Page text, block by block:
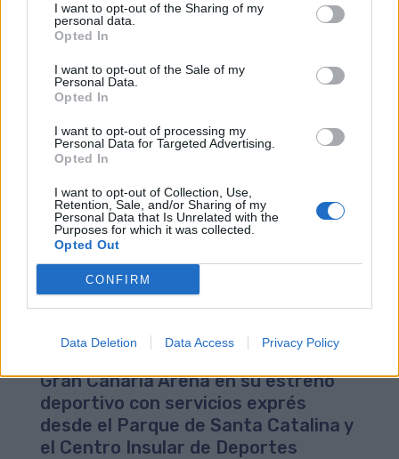
I want to opt-out of the Sharing of my
personal data.
Opted In
I want to opt-out of the Sale of my
Personal Data.
Opted In
I want to opt-out of processing my
Personal Data for Targeted Advertising.
Opted In
I want to opt-out of Collection, Use,
Retention, Sale, and/or Sharing of my
Personal Data that Is Unrelated with the
Purposes for which it was collected.
Opted Out
CONFIRM
Data Deletion Data Access Privacy Policy
El dispositivo especial de lanzaderas
se repetirá en el encuentro
Herbalife Gran Canaria-
Fuenlabrada
Guaguas Municipales (GM) volverá a conectar este
domingo, 4 de mayo, el pabellón Gran Canaria Arena,
escenario del partido entre el Herbalife Gran Canaria y
el Fuenlabrada S.A.D. (12:00 horas), con el Parque de
Santa Catalina y el Centro Insular de Deportes a través
de líneas lanzaderas de alta frecuencia. El operativo,
que fue estrenado con éxito ayer, 1 de mayo, en el
tiempo medio de recorrido de 8 minutos. El dispositivo
de transporte estará operativo a partir de las 10:00
horas y dispondrá... LEER MÁS
Gran Canaria Arena en su estreno
deportivo con servicios exprés
desde el Parque de Santa Catalina y
el Centro Insular de Deportes